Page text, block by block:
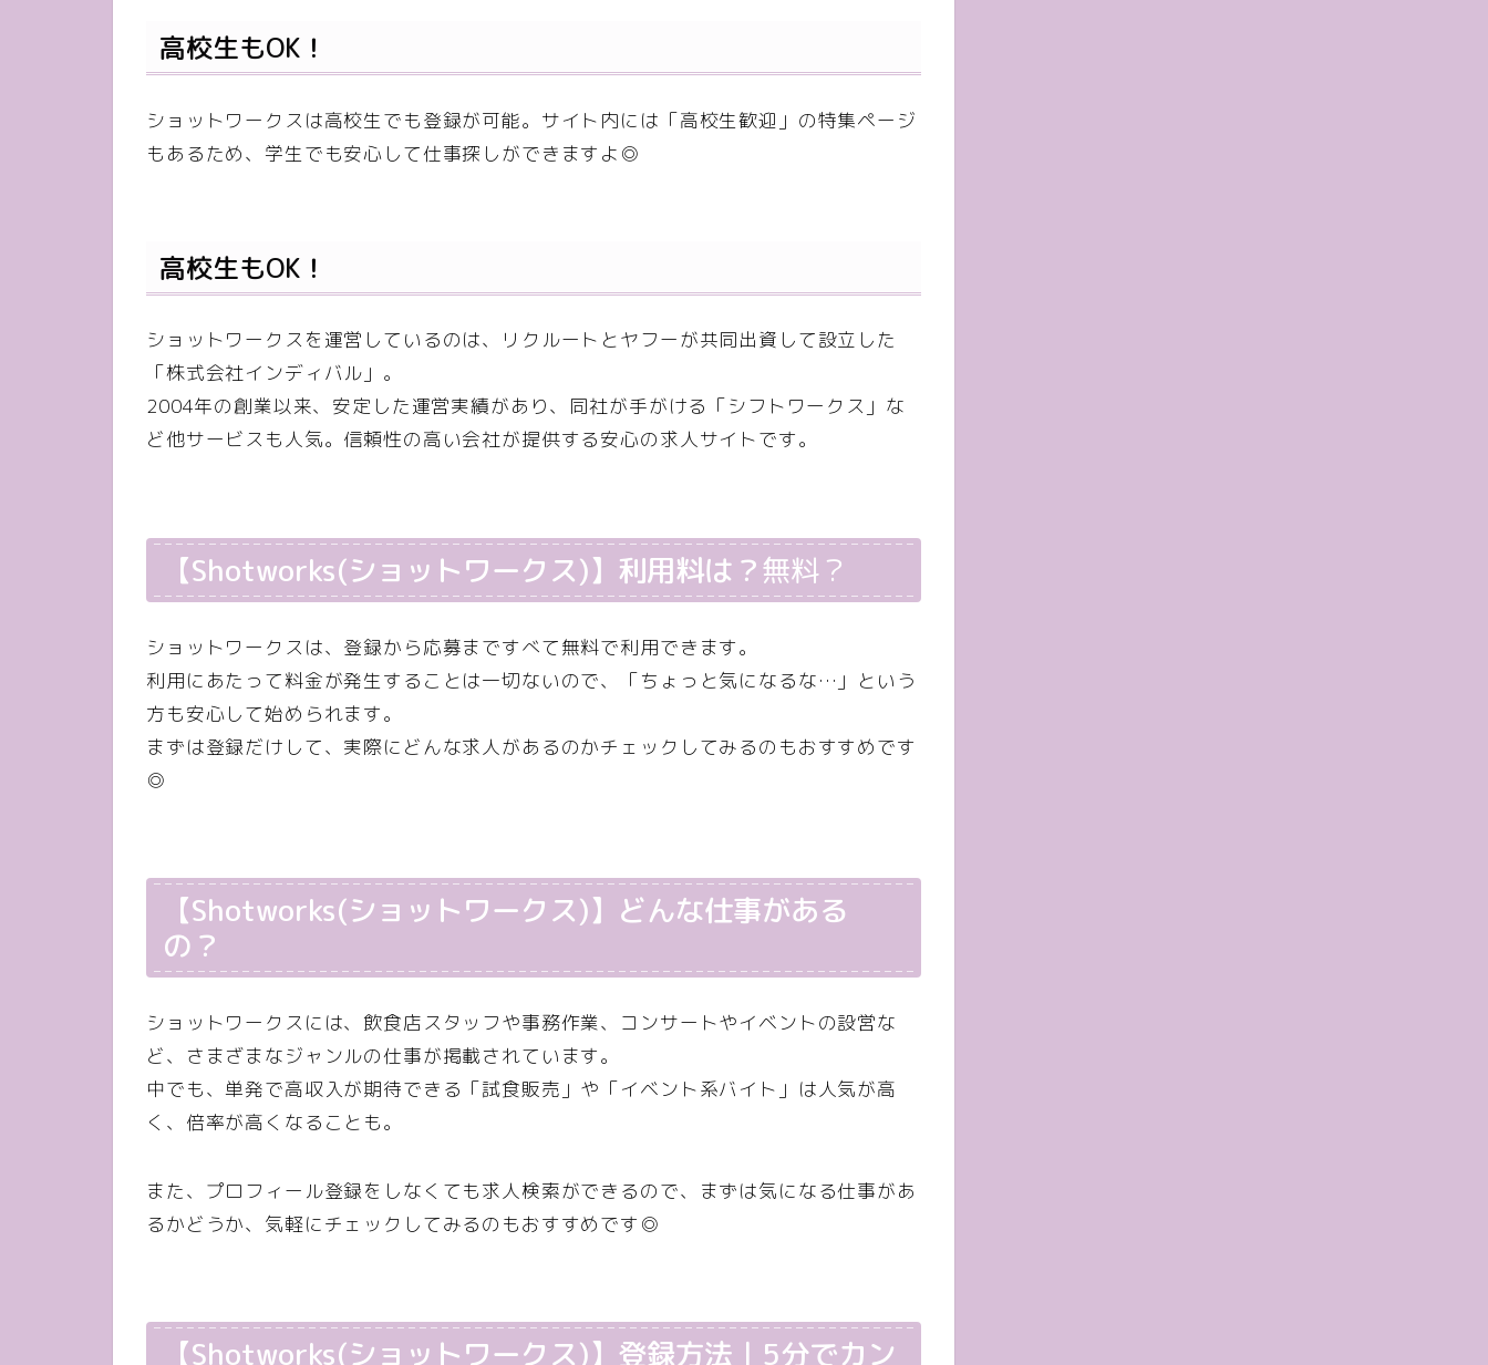
高校生もOK！
ショットワークスは高校生でも登録が可能。サイト内には「高校生歓迎」の特集ページ
もあるため、学生でも安心して仕事探しができますよ◎
高校生もOK！
ショットワークスを運営しているのは、リクルートとヤフーが共同出資して設立した
「株式会社インディバル」。
2004年の創業以来、安定した運営実績があり、同社が手がける「シフトワークス」な
ど他サービスも人気。信頼性の高い会社が提供する安心の求人サイトです。
【Shotworks(ショットワークス)】利用料は？無料？
ショットワークスは、登録から応募まですべて無料で利用できます。
利用にあたって料金が発生することは一切ないので、「ちょっと気になるな…」という
方も安心して始められます。
まずは登録だけして、実際にどんな求人があるのかチェックしてみるのもおすすめです
◎
【Shotworks(ショットワークス)】どんな仕事がある
の？
ショットワークスには、飲食店スタッフや事務作業、コンサートやイベントの設営な
ど、さまざまなジャンルの仕事が掲載されています。
中でも、単発で高収入が期待できる「試食販売」や「イベント系バイト」は人気が高
く、倍率が高くなることも。
また、プロフィール登録をしなくても求人検索ができるので、まずは気になる仕事があ
るかどうか、気軽にチェックしてみるのもおすすめです◎
【Shotworks(ショットワークス)】登録方法｜5分でカン